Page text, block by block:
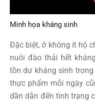
Minh họa kháng sinh
Đặc biệt, ở không ít hộ
nuôi đào thải hết
tồn dư kháng sinh
thực phẩm mỗi ngày
dần dẫn đến tình trạng